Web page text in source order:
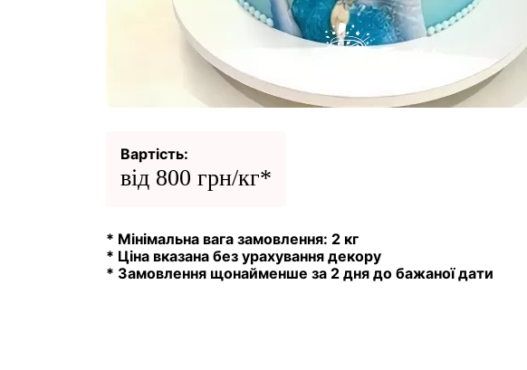
Вартість:
від 800 грн/кг*
* Мінімальна вага замовлення: 2 кг
* Ціна вказана без урахування декору
* Замовлення щонайменше за 2 дня до бажаної дати